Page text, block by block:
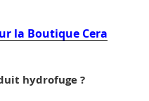
la Boutique Cera
hydrofuge ?